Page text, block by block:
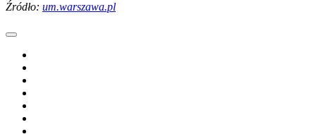
Źródło: um.warszawa.pl